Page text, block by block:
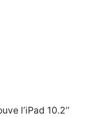
l’iPad 10.2’’